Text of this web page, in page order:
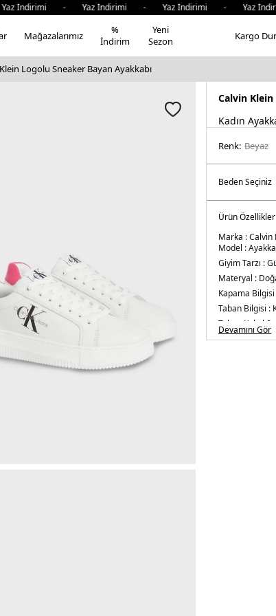
- Yaz İndirimi - Yaz İndirimi - Yaz
Mağazalarımız
%
İndirim
Yeni
Sezon
Kargo
Logolu Sneaker Bayan Ayakkabı
Calvin Klein
Kadın
Renk: beyaz
Ürün Özellikleri
Marka :Calvin
Model :
Giyim Tarzı :
Materyal :
Kapama Bilgisi
Taban Bilgisi :
Taban Kalınlığı :
Toplam
Devamını Gör